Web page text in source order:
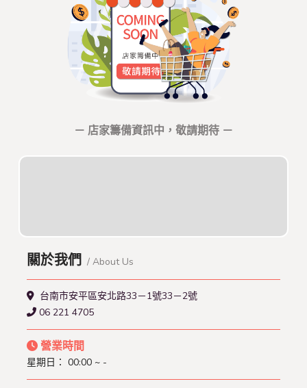
－ 店家籌備資訊中，敬請期待 －
關於我們 / About Us
台南市安平區安北路33－1號33－2號
06 221 4705
營業時間
星期日： 00:00 ~ -